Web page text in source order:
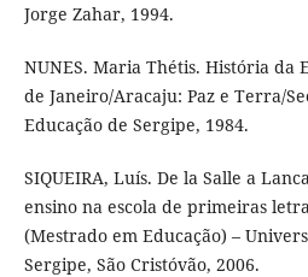
Jorge Zahar, 1994.
NUNES. Maria Thétis. História da
de Janeiro/Aracaju: Paz e Terra/
Educação de Sergipe, 1984.
SIQUEIRA, Luís. De la Salle a
ensino na escola de primeiras
(Mestrado em Educação) –
Sergipe, São Cristóvão, 2006.